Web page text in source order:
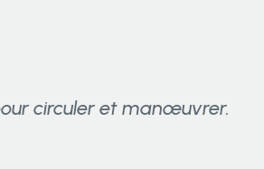
circuler et manœuvrer.